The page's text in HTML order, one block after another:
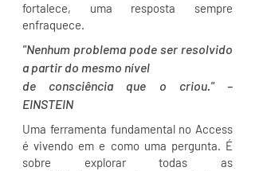
fortalece, uma resposta sempre
enfraquece.
"Nenhum problema pode ser resolvido
a partir do mesmo nível
de consciência que o criou." –
EINSTEIN
Uma ferramenta fundamental no Access
é vivendo em e como uma pergunta. É
sobre explorar todas as